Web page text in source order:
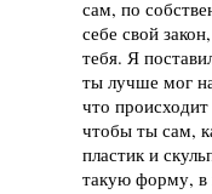
сам, по
себе свой
тебя. Я
ты лучше мог
что
чтобы ты сам,
пластик и
такую форму, в